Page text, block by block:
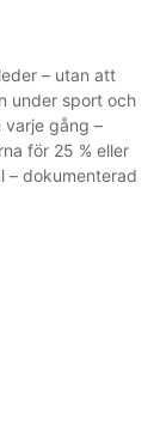
– utan att
under sport och
gång –
för 25 % eller
– dokumenterad